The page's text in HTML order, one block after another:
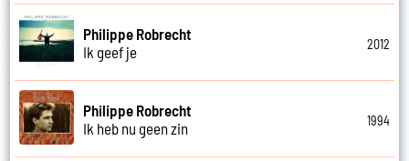
Philippe Robrecht
Ik geef je
2012
Philippe Robrecht
Ik heb nu geen zin
1994